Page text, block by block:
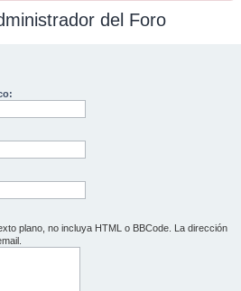
del Foro
plano, no incluya HTML o BBCode. La dirección